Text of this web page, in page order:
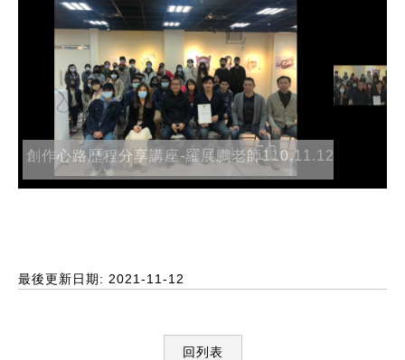
創作心路歷程分享講座-羅展鵬老師110.11.12
最後更新日期: 2021-11-12
回列表